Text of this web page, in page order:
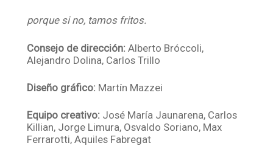
porque si no, tamos fritos.
Consejo de dirección: Alberto Bróccoli,
Alejandro Dolina, Carlos Trillo
Diseño gráfico: Martín Mazzei
Equipo creativo: José María Jaunarena, Carlos
Killian, Jorge Limura, Osvaldo Soriano, Max
Ferrarotti, Aquiles Fabregat